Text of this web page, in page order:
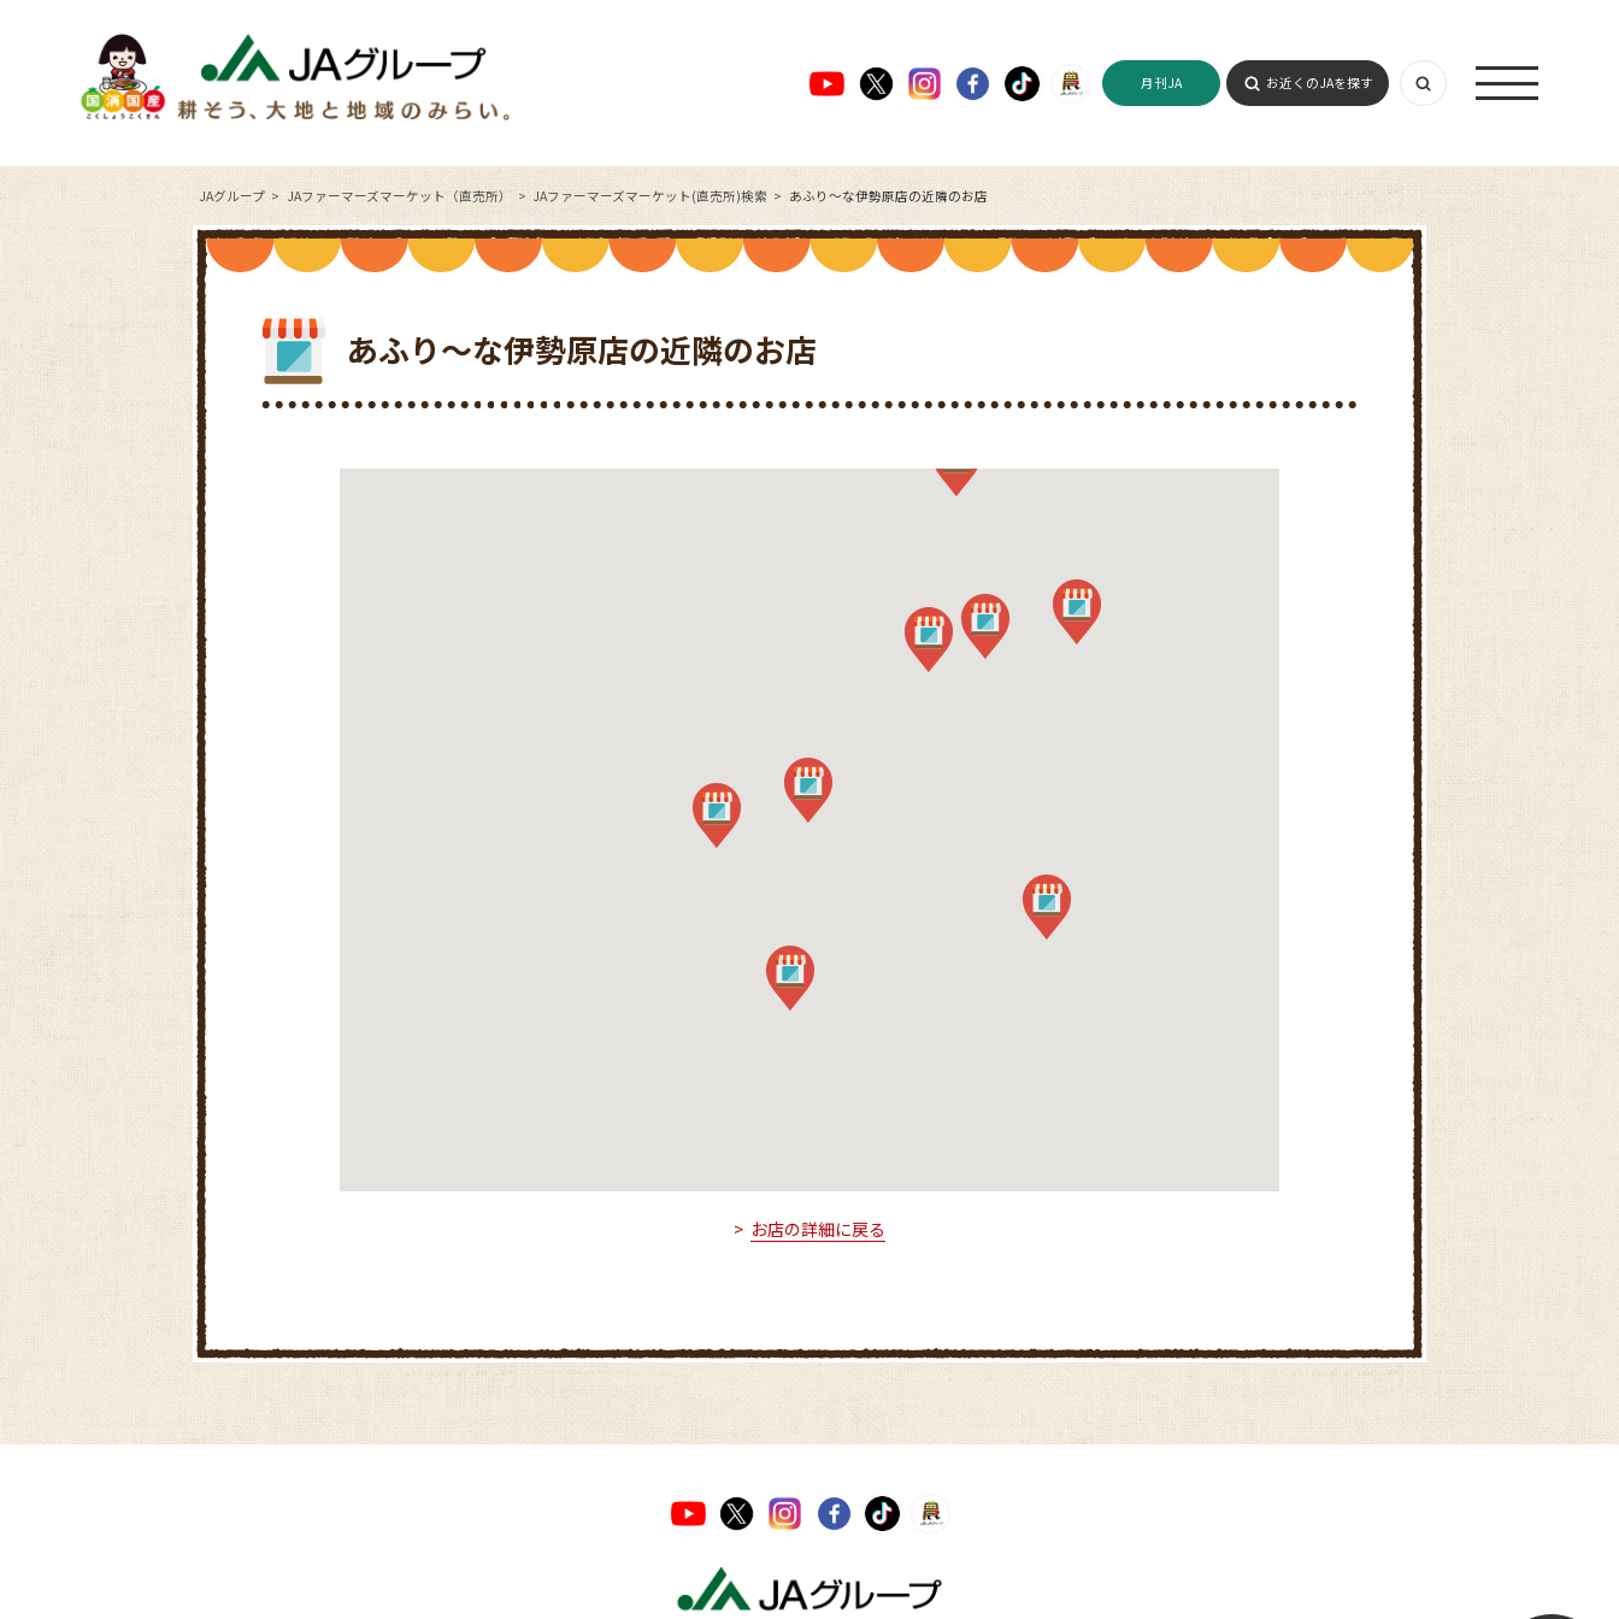
月刊JA お近くのJAを探す
JAグループ JAファーマーズマーケット（直売所） JAファーマーズマーケット(直売所)検索 あふり～な伊勢原店の近隣のお店
あふり～な伊勢原店の近隣のお店
お店の詳細に戻る